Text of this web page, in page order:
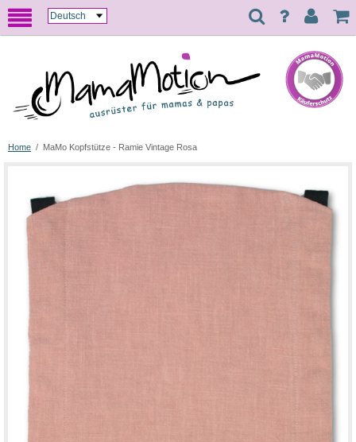
Home / MaMo Kopfstütze - Ramie Vintage Rosa